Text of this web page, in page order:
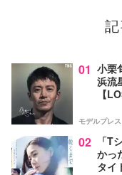
01 小栗
浜流
【
モデルプレス
02
「T
かっ
タイ